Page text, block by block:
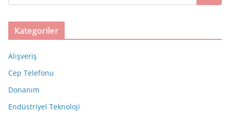
Kategoriler
Alışveriş
Cep Telefonu
Donanım
Endüstriyel Teknoloji